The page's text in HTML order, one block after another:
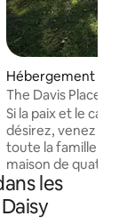
sur la
Hébergement ⋅
The Davis Place
Si la paix et le
désirez, venez
toute la famille à The
maison de
salles de bain a
rénovée à partir
nouveau. Les équipements
les